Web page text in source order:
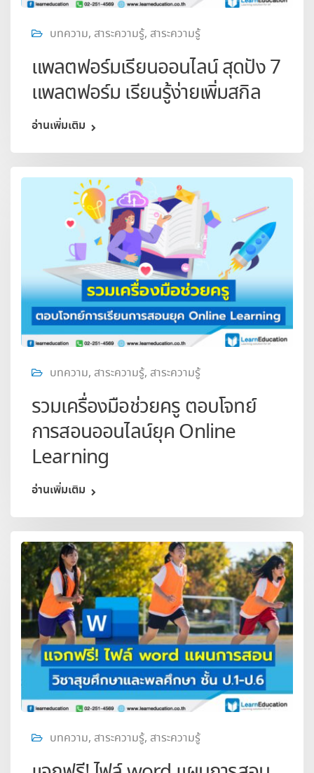
บทความ, สาระความรู้, สาระความรู้
แพลตฟอร์มเรียนออนไลน์ สุดปัง 7
แพลตฟอร์ม เรียนรู้ง่ายเพิ่มสกิล
อ่านเพิ่มเติม
บทความ, สาระความรู้, สาระความรู้
รวมเครื่องมือช่วยครู ตอบโจทย์
การสอนออนไลน์ยุค Online
Learning
อ่านเพิ่มเติม
บทความ, สาระความรู้, สาระความรู้